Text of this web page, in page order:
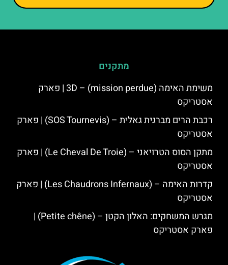
מתקנים
משימת האימה 3D – (mission perdue) | פארק
אסטריקס
רכבת הרים מברגית גאלית – (SOS Tournevis) | פארק
אסטריקס
מתקן הסוס הטרויאני – (Le Cheval De Troie) | פארק
אסטריקס
קדרות האימה – (Les Chaudrons Infernaux) | פארק
אסטריקס
מגרש המשחקים: האלון הקטן – (Petite chêne) |
פארק אסטריקס